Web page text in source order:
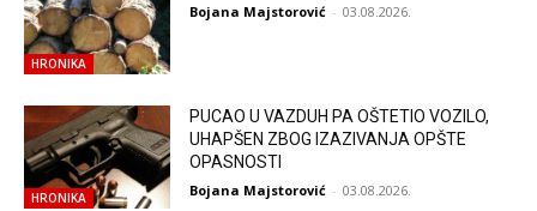
HRONIKA
Bojana Majstorović - 03.08.2026.
HRONIKA
PUCAO U VAZDUH PA OŠTETIO VOZILO,
UHAPŠEN ZBOG IZAZIVANJA OPŠTE
OPASNOSTI
Bojana Majstorović - 03.08.2026.